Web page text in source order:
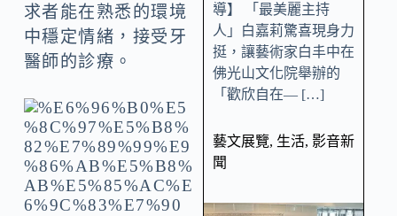
求者能在熟悉的環境
中穩定情緒，接受牙
醫師的診療。
導】 「最美麗主持
人」白嘉莉驚喜現身力
挺，讓藝術家白丰中在
佛光山文化院舉辦的
「歡欣自在— […]
藝文展覽, 生活, 影音新
聞